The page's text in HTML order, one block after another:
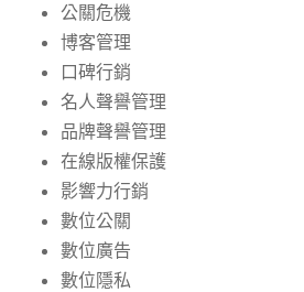
公關危機
博客管理
口碑行銷
名人聲譽管理
品牌聲譽管理
在線版權保護
影響力行銷
數位公關
數位廣告
數位隱私